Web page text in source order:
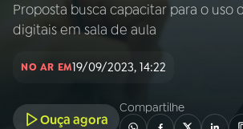
AO VIVO
INÍCIO
A RÁDIO
Proposta busca capacitar para o uso
digitais em sala de aula
NO AR EM19/09/2023, 14:22
Ouça agora
Compartilhe